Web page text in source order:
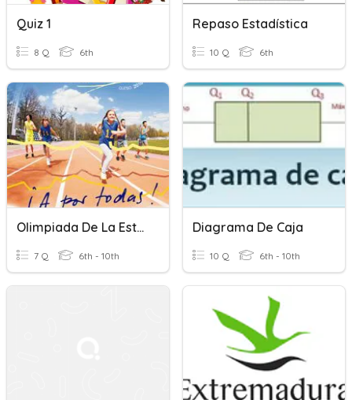
Quiz 1
8 Q 6th
Repaso Estadística
10 Q 6th
Olimpiada De La Estadística 3
7 Q 6th - 10th
Diagrama De Caja
10 Q 6th - 10th